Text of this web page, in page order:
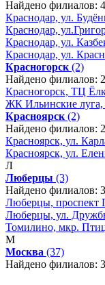
Найдено филиалов: 4
Краснодар, ул.
Краснодар,
Краснодар, ул.
Краснодар, ул.
Красногорск (2)
Найдено филиалов: 2
Красногорск, ТЦ
ЖК Ильинские луга,
Красноярск (2)
Найдено филиалов: 2
Красноярск, ул.
Красноярск, ул.
Л
Люберцы (3)
Найдено филиалов: 3
Люберцы, проспект
Люберцы, ул.
Томилино, мкр.
М
Москва (37)
Найдено филиалов: